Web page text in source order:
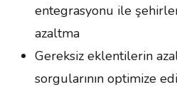
entegrasyonu ile
azaltma
Gereksiz eklentilerin
sorgularının optimize